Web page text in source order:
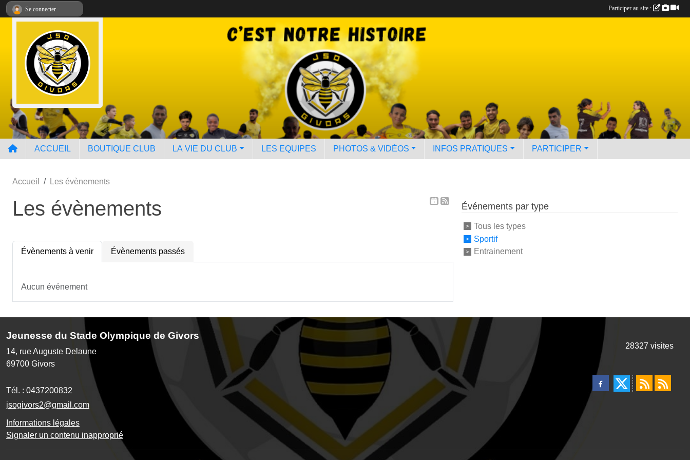
ACCUEIL BOUTIQUE CLUB LA VIE DU CLUB LES EQUIPES PHOTOS & VIDÉOS INFOS PRATIQUES PARTICIPER
Accueil Les évènements
Les évènements
Évènements à venir Évènements passés
Aucun événement
Événements par type
Tous les types
Sportif
Entrainement
Jeunesse du Stade Olympique de Givors
14, rue Auguste Delaune
69700 Givors
Tél. : 0437200832
jsogivors2@gmail.com
Informations légales
Signaler un contenu inapproprié
28327 visites
Se connecter Participer au site :
Panneau de gestion des cookies